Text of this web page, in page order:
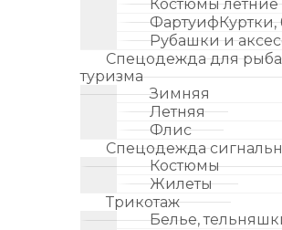
Костюмы летние
ФартуифКуртки,
Рубашки и
Спецодежда для
туризма
Зимняя
Летняя
Флис
Спецодежда
Костюмы
Жилеты
Трикотаж
Белье,